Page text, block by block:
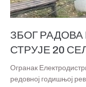
ЗБОГ
СТРУЈЕ 20
Огранак
редовној годишњој